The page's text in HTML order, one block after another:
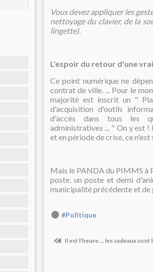
Vous devez appliquer les
nettoyage du clavier, de la
lingette).
L'espoir du retour d'une
Ce point numérique ne
contrat de ville. ... Pour le
majorité est inscrit un "
d'acquisition d'outils
d'accès dans tous les
administratives ... " On y est !
et en période de crise, ce
Mais le PANDA du PIMMS à
poste, un poste et demi
municipalité précédente et de
#Politique
Il est l'heure ... les cadeaux sont